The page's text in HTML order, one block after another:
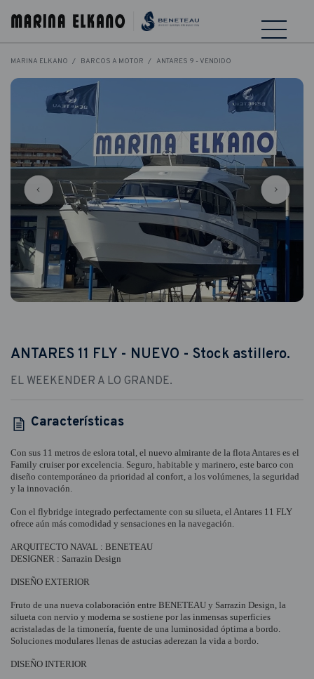
MARINA ELKANO BARCOS A MOTOR ANTARES 9 - VENDIDO
ANTARES 11 FLY - NUEVO - Stock astillero.
EL WEEKENDER A LO GRANDE.
Características
Con sus 11 metros de eslora total, el nuevo almirante de la flota Antares es el
Family cruiser por excelencia. Seguro, habitable y marinero, este barco con
diseño contemporáneo da prioridad al confort, a los volúmenes, la seguridad
y la innovación.
Con el flybridge integrado perfectamente con su silueta, el Antares 11 FLY
ofrece aún más comodidad y sensaciones en la navegación.
ARQUITECTO NAVAL : BENETEAU
DESIGNER : Sarrazin Design
DISEÑO EXTERIOR
Fruto de una nueva colaboración entre BENETEAU y Sarrazin Design, la
silueta con nervio y moderna se sostiene por las inmensas superficies
acristaladas de la timonería, fuente de una luminosidad óptima a bordo.
Soluciones modulares llenas de astucias aderezan la vida a bordo.
DISEÑO INTERIOR